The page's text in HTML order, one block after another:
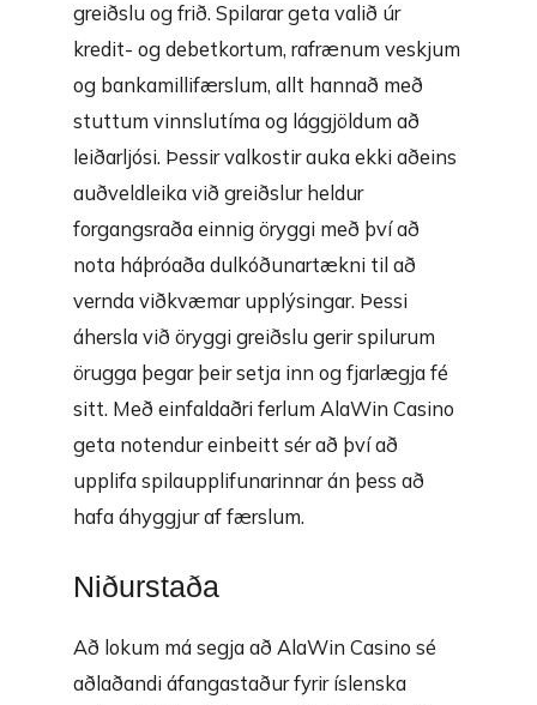
greiðslu og frið. Spilarar geta valið úr
kredit- og debetkortum, rafrænum veskjum
og bankamillifærslum, allt hannað með
stuttum vinnslutíma og lággjöldum að
leiðarljósi. Þessir valkostir auka ekki aðeins
auðveldleika við greiðslur heldur
forgangsraða einnig öryggi með því að
nota háþróaða dulkóðunartækni til að
vernda viðkvæmar upplýsingar. Þessi
áhersla við öryggi greiðslu gerir spilurum
örugga þegar þeir setja inn og fjarlægja fé
sitt. Með einfaldaðri ferlum AlaWin Casino
geta notendur einbeitt sér að því að
upplifa spilaupplifunarinnar án þess að
hafa áhyggjur af færslum.
Niðurstaða
Að lokum má segja að AlaWin Casino sé
aðlaðandi áfangastaður fyrir íslenska